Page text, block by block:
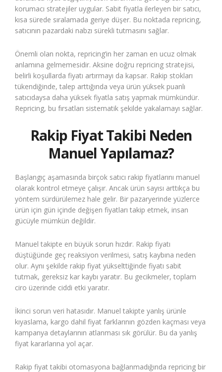
korumacı stratejiler uygular. Sabit fiyatla ilerleyen bir satıcı,
kısa sürede sıralamada geriye düşer. Bu noktada repricing,
satıcının pazardaki nabzı sürekli tutmasını sağlar.
Önemli olan nokta, repricing’in her zaman en ucuz olmak
anlamına gelmemesidir. Aksine doğru repricing stratejisi,
belirli koşullarda fiyatı artırmayı da kapsar. Rakip stokları
tükendiğinde, talep arttığında veya ürün yüksek puanlı
satıcıdaysa daha yüksek fiyatla satış yapmak mümkündür.
Repricing, bu fırsatları sistematik şekilde yakalamayı sağlar.
Rakip Fiyat Takibi Neden
Manuel Yapılamaz?
Başlangıç aşamasında birçok satıcı rakip fiyatlarını manuel
olarak kontrol etmeye çalışır. Ancak ürün sayısı arttıkça bu
yöntem sürdürülemez hale gelir. Bir pazaryerinde yüzlerce
ürün için gün içinde değişen fiyatları takip etmek, insan
gücüyle mümkün değildir.
Manuel takipte en büyük sorun hızdır. Rakip fiyatı
düştüğünde geç reaksiyon verilmesi, satış kaybına neden
olur. Aynı şekilde rakip fiyat yükselttiğinde fiyatı sabit
tutmak, gereksiz kar kaybı yaratır. Bu gecikmeler, toplam
ciro üzerinde ciddi etki yaratır.
İkinci sorun veri hatasıdır. Manuel takipte yanlış ürünle
kıyaslama, kargo dahil fiyat farklarının gözden kaçması veya
kampanya detaylarının atlanması sık görülür. Bu da yanlış
fiyat kararlarına yol açar.
Rakip fiyat takibi otomasyona bağlanmadığında repricing bir